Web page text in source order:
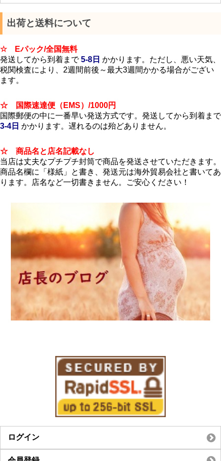
出荷と送料について
☆ Eパック/全国無料
発送してから到着まで5-8日 かかります。ただし、悪い天気、
税関検査により、2週間前後～最大3週間かかる場合がござい
ます。
☆ 国際速達便（EMS）/1000円
国際郵便の中に一番早い発送方式です。発送してから到着まで
3-4日 かかります。遅れるのは殆どありません。
☆ 商品名と店名記載なし
当店は丈夫なプチプチ封筒で商品を発送させていただきます。
商品名欄に「様紙」と書き、発送元は海外貿易会社と書いてあ
ります。店名など一切書きません。ご安心ください！
ログイン